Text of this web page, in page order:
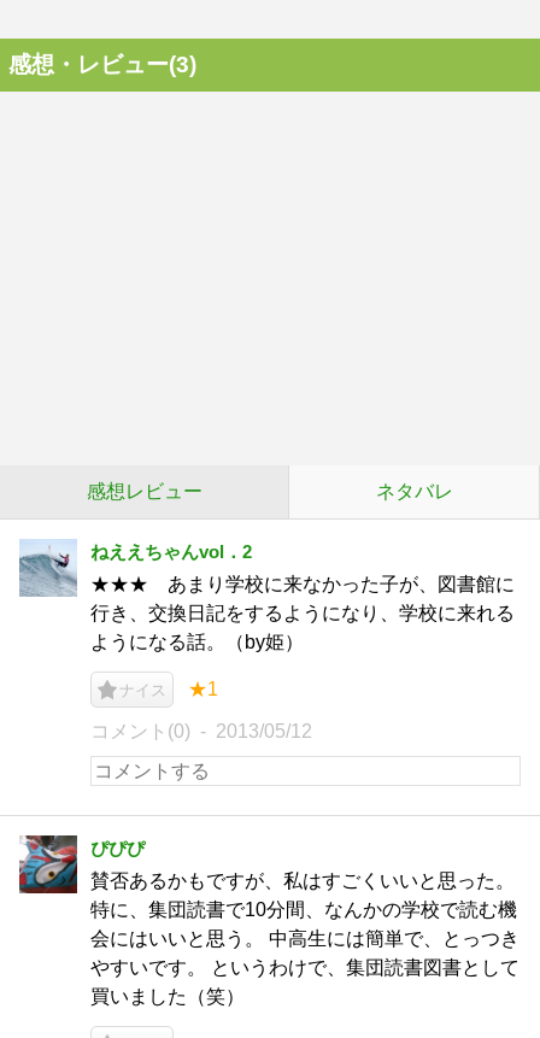
感想・レビュー(3)
感想レビュー ネタバレ
ねええちゃんvol．2
★★★ あまり学校に来なかった子が、図書館に
行き、交換日記をするようになり、学校に来れる
ようになる話。（by姫）
ナイス ★1
コメント(0) 2013/05/12
ぴぴぴ
賛否あるかもですが、私はすごくいいと思った。
特に、集団読書で10分間、なんかの学校で読む機
会にはいいと思う。 中高生には簡単で、とっつき
やすいです。 というわけで、集団読書図書として
買いました（笑）